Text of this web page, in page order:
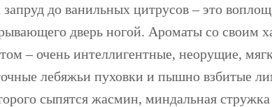
до ванильных цитрусов – это
дверь ногой. Ароматы со своим
– очень интеллигентные, неорущие,
лебяжьи пуховки и пышно взбитые
сыпятся жасмин, миндальная